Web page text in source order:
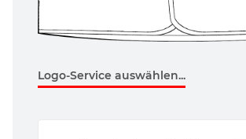
Logo-Service auswählen...